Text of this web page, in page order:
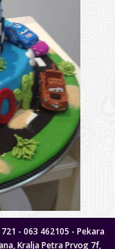
- 063 462105 - Pekara
Kralja Petra Prvog 7f,